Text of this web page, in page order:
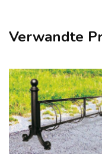
Verwandte